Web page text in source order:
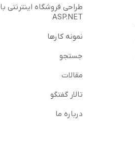
طراحی فروشگاه اینترنتی با
ASP.NET
نمونه کارها
جستجو
مقالات
تالار گفتگو
درباره ما